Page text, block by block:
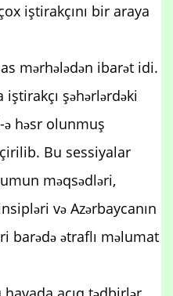
iştirakçını bir araya
mərhələdən ibarət idi.
şəhərlərdəki
ə həsr olunmuş
Bu sessiyalar
məqsədləri,
və Azərbaycanın
barədə ətraflı məlumat